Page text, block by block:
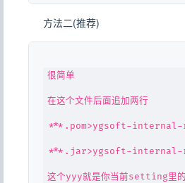
方法二(推荐)
很简单
在这个文件后面追加两行
***.pom>ygsoft-internal-
***.jar>ygsoft-internal-